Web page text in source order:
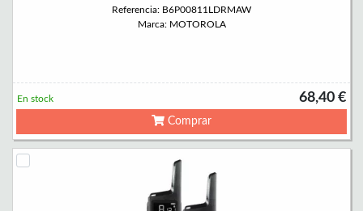
Referencia: B6P00811LDRMAW
Marca: MOTOROLA
68,40 €
En stock
Comprar